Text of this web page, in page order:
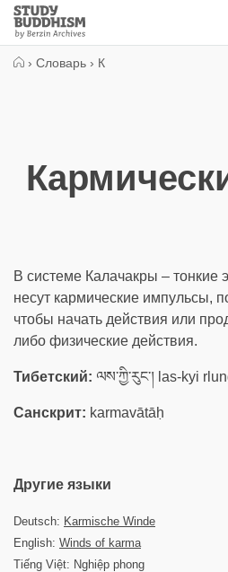
Close
Study
Buddhism
› Словарь › К
В системе Калачакры – тонкие
несут кармические импульсы,
чтобы начать действия или
либо физические действия.
Тибетский: ལས་ཀྱི་རུང་། las-kyi
Санскрит: karmavātāḥ
Другие языки
Deutsch: Karmische Winde
English: Winds of karma
Tiếng Việt: Nghiệp phong